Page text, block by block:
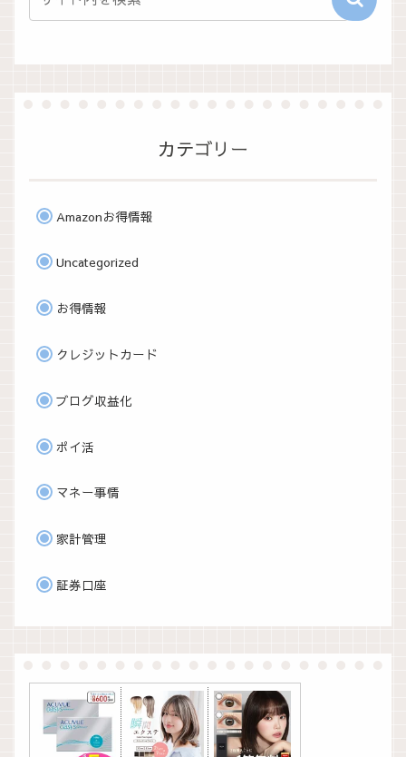
カテゴリー
Amazonお得情報
Uncategorized
お得情報
クレジットカード
ブログ収益化
ポイ活
マネー事情
家計管理
証券口座